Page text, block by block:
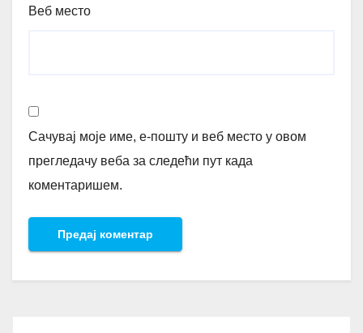
Веб место
Сачувај моје име, е-пошту и веб место у овом
прегледачу веба за следећи пут када
коментаришем.